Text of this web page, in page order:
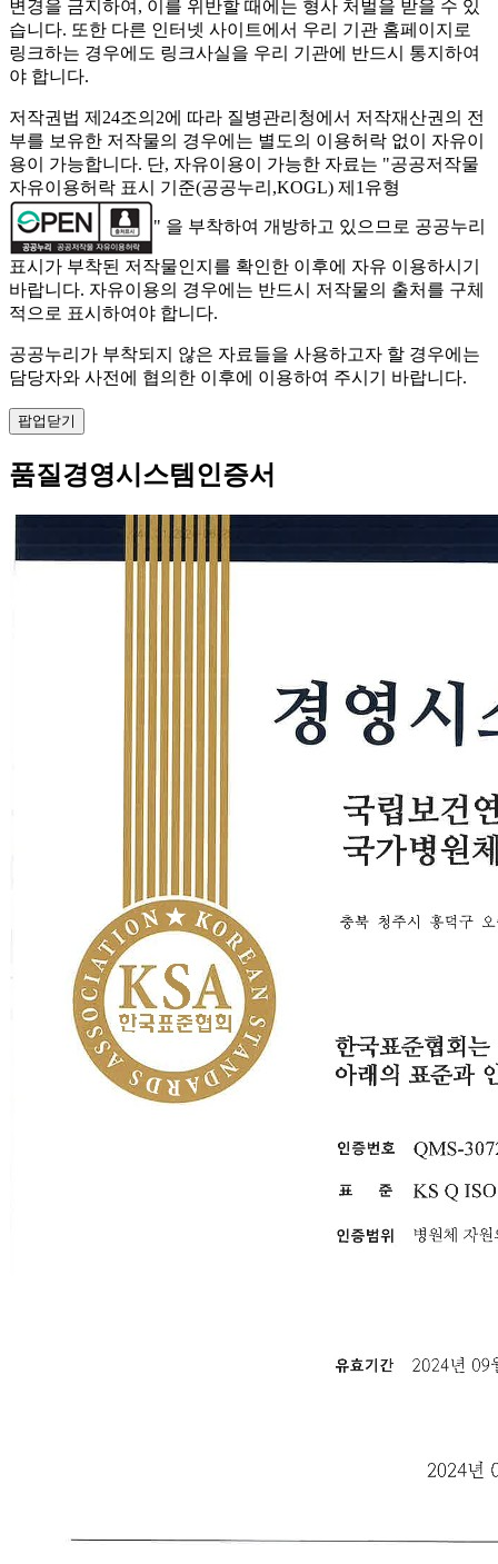
변경을 금지하여, 이를 위반할 때에는 형사 처벌을 받을 수 있
습니다. 또한 다른 인터넷 사이트에서 우리 기관 홈페이지로
링크하는 경우에도 링크사실을 우리 기관에 반드시 통지하여
야 합니다.
저작권법 제24조의2에 따라 질병관리청에서 저작재산권의 전
부를 보유한 저작물의 경우에는 별도의 이용허락 없이 자유이
용이 가능합니다. 단, 자유이용이 가능한 자료는 "공공저작물
자유이용허락 표시 기준(공공누리,KOGL) 제1유형
" 을 부착하여 개방하고 있으므로 공공누리
표시가 부착된 저작물인지를 확인한 이후에 자유 이용하시기
바랍니다. 자유이용의 경우에는 반드시 저작물의 출처를 구체
적으로 표시하여야 합니다.
공공누리가 부착되지 않은 자료들을 사용하고자 할 경우에는
담당자와 사전에 협의한 이후에 이용하여 주시기 바랍니다.
팝업닫기
품질경영시스템인증서